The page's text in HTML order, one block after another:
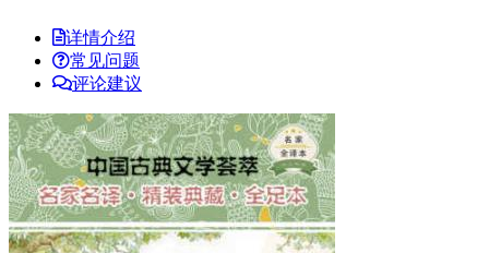
详情介绍
常见问题
评论建议